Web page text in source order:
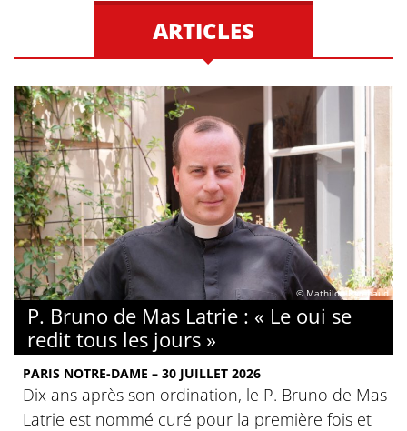
ARTICLES
© Mathilde Rambaud
P. Bruno de Mas Latrie : « Le oui se
redit tous les jours »
PARIS NOTRE-DAME – 30 JUILLET 2026
Dix ans après son ordination, le P. Bruno de Mas
Latrie est nommé curé pour la première fois et